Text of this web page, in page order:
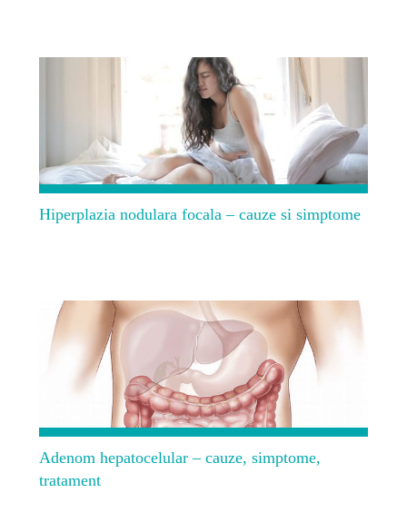
Hiperplazia nodulara focala – cauze si simptome
Adenom hepatocelular – cauze, simptome,
tratament